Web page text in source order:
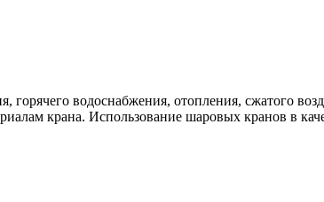
горячего водоснабжения, отопления, сжатого
крана. Использование шаровых кранов в